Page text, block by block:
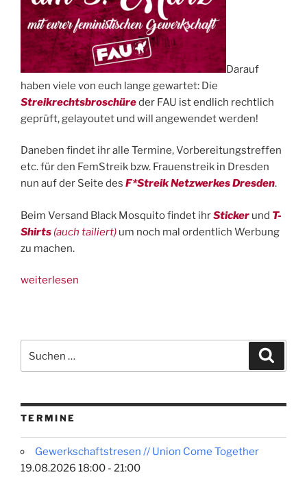
Darauf
haben viele von euch lange gewartet: Die
Streikrechtsbroschüreder FAU ist endlich rechtlich
geprüft, gelayoutet und will angewendet werden!
Daneben findet ihr alle Termine, Vorbereitungstreffen
etc. für den FemStreik bzw. Frauenstreik in Dresden
nun auf der Seite des F*Streik Netzwerkes Dresden.
Beim Versand Black Mosquito findet ihrSticker und T-
Shirts (auch tailiert) um noch mal ordentlich Werbung
zu machen.
„Streikrechtsbroschüre,
für
den
weiterlesen
nach:
TERMINE
Gewerkschaftstresen // Union Come Together
19.08.2026 18:00 - 21:00